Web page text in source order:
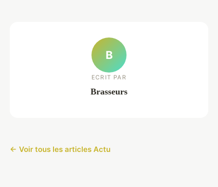
B
ECRIT PAR
Brasseurs
← Voir tous les articles Actu